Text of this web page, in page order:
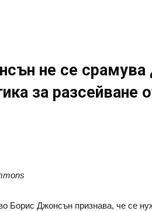
не се срамува
за разсейване
Борис Джонсън признава, че се